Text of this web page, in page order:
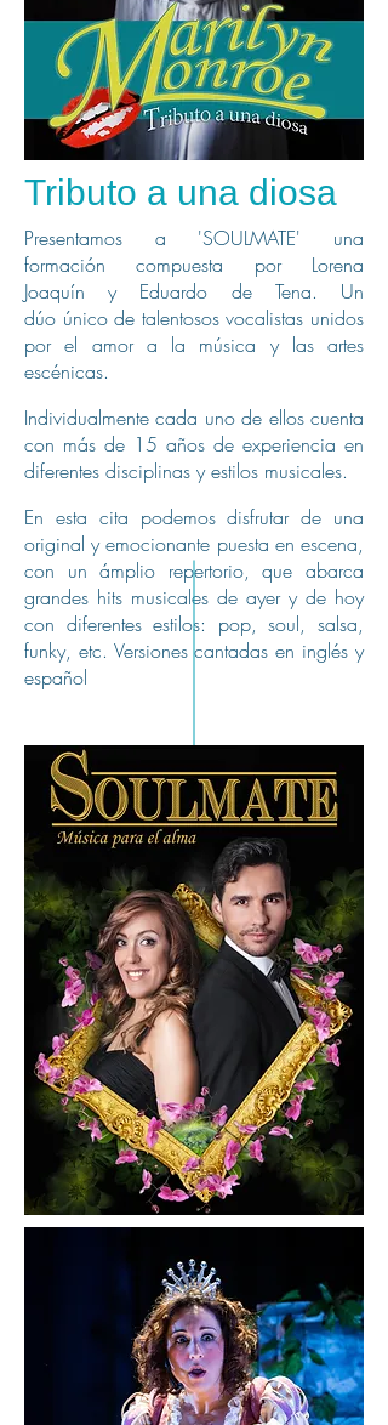
Tributo a una diosa
Presentamos a 'SOULMATE' una
formación compuesta por Lorena
Joaquín y Eduardo de Tena. Un
dúo único de talentosos vocalistas unidos
por el amor a la música y las artes
escénicas.
Individualmente cada uno de ellos cuenta
con más de 15 años de experiencia en
diferentes disciplinas y estilos musicales.
En esta cita podemos disfrutar de una
original y emocionante puesta en escena,
con un ámplio repertorio, que abarca
grandes hits musicales de ayer y de hoy
con diferentes estilos: pop, soul, salsa,
funky, etc. Versiones cantadas en inglés y
español